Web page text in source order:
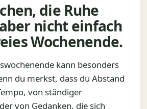
die Ruhe
nicht einfach
Wochenende.
kann besonders
du merkst, dass du Abstand
von ständiger
von Gedanken, die sich